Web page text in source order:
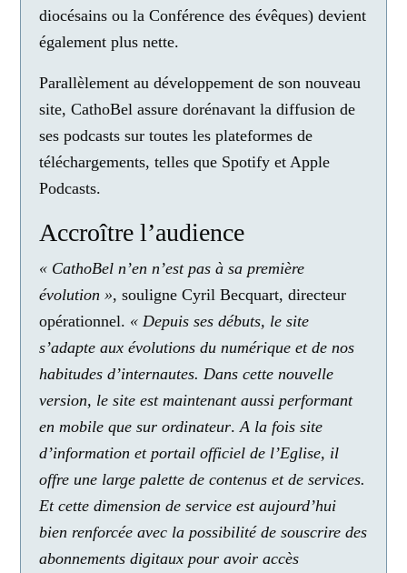
diocésains ou la Conférence des évêques) devient
également plus nette.
Parallèlement au développement de son nouveau
site, CathoBel assure dorénavant la diffusion de
ses podcasts sur toutes les plateformes de
téléchargements, telles que Spotify et Apple
Podcasts.
Accroître l’audience
« CathoBel n’en n’est pas à sa première
évolution », souligne Cyril Becquart, directeur
opérationnel. « Depuis ses débuts, le site
s’adapte aux évolutions du numérique et de nos
habitudes d’internautes. Dans cette nouvelle
version, le site est maintenant aussi performant
en mobile que sur ordinateur.A la fois site
d’information et portail officiel de l’Eglise, il
offre une large palette de contenus et de services.
Et cette dimension de service est aujourd’hui
bien renforcée avec la possibilité de souscrire des
abonnements digitaux pour avoir accès